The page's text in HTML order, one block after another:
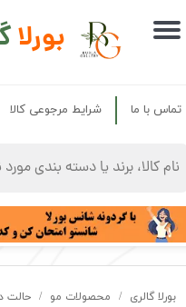
بورلا حساب کاربری من
سفارشات
خروج از حساب کاربری
تماس با ما شرایط مرجوعی کالا
بورلا گالری محصولات مو حالت